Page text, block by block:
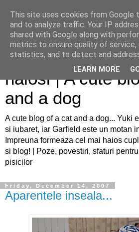
Sfaturi pentru
haiosi | A cute
and a dog
A cute blog of a cat and a dog... Yuki
si iubaret, iar Garfield este un motan
Impreuna formeaza cel mai haios
si blog! | Poze, povestiri, sfaturi
pisicilor
Friday, December 14, 2007
Aparentele inseala...
This site uses cookies from Google
and to analyze traffic. Your IP
shared with Google along with
metrics to ensure quality of service,
statistics, and to detect and
LEARN MORE